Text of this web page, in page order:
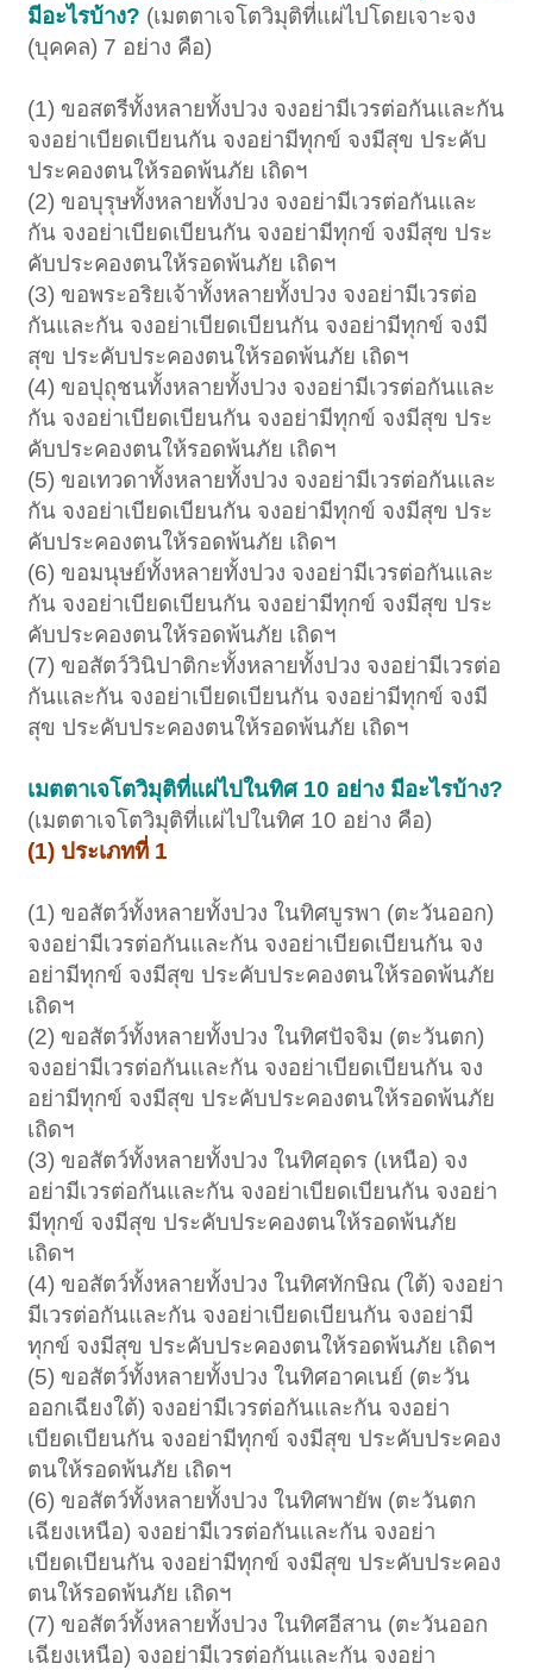
มีอะไรบ้าง? (เมตตาเจโตวิมุติที่แผ่ไปโดยเจาะจง
(บุคคล) 7 อย่าง คือ)
(1) ขอสตรีทั้งหลายทั้งปวง จงอย่ามีเวรต่อกันและกัน
จงอย่าเบียดเบียนกัน จงอย่ามีทุกข์ จงมีสุข ประคับ
ประคองตนให้รอดพ้นภัย เถิดฯ
(2) ขอบุรุษทั้งหลายทั้งปวง จงอย่ามีเวรต่อกันและ
กัน จงอย่าเบียดเบียนกัน จงอย่ามีทุกข์ จงมีสุข ประ
คับประคองตนให้รอดพ้นภัย เถิดฯ
(3) ขอพระอริยเจ้าทั้งหลายทั้งปวง จงอย่ามีเวรต่อ
กันและกัน จงอย่าเบียดเบียนกัน จงอย่ามีทุกข์ จงมี
สุข ประคับประคองตนให้รอดพ้นภัย เถิดฯ
(4) ขอปุถุชนทั้งหลายทั้งปวง จงอย่ามีเวรต่อกันและ
กัน จงอย่าเบียดเบียนกัน จงอย่ามีทุกข์ จงมีสุข ประ
คับประคองตนให้รอดพ้นภัย เถิดฯ
(5) ขอเทวดาทั้งหลายทั้งปวง จงอย่ามีเวรต่อกันและ
กัน จงอย่าเบียดเบียนกัน จงอย่ามีทุกข์ จงมีสุข ประ
คับประคองตนให้รอดพ้นภัย เถิดฯ
(6) ขอมนุษย์ทั้งหลายทั้งปวง จงอย่ามีเวรต่อกันและ
กัน จงอย่าเบียดเบียนกัน จงอย่ามีทุกข์ จงมีสุข ประ
คับประคองตนให้รอดพ้นภัย เถิดฯ
(7) ขอสัตว์วินิปาติกะทั้งหลายทั้งปวง จงอย่ามีเวรต่อ
กันและกัน จงอย่าเบียดเบียนกัน จงอย่ามีทุกข์ จงมี
สุข ประคับประคองตนให้รอดพ้นภัย เถิดฯ
เมตตาเจโตวิมุติที่แผ่ไปในทิศ 10 อย่าง มีอะไรบ้าง?
(เมตตาเจโตวิมุติที่แผ่ไปในทิศ 10 อย่าง คือ)
(1) ประเภทที่ 1
(1) ขอสัตว์ทั้งหลายทั้งปวง ในทิศบูรพา (ตะวันออก)
จงอย่ามีเวรต่อกันและกัน จงอย่าเบียดเบียนกัน จง
อย่ามีทุกข์ จงมีสุข ประคับประคองตนให้รอดพ้นภัย
เถิดฯ
(2) ขอสัตว์ทั้งหลายทั้งปวง ในทิศปัจจิม (ตะวันตก)
จงอย่ามีเวรต่อกันและกัน จงอย่าเบียดเบียนกัน จง
อย่ามีทุกข์ จงมีสุข ประคับประคองตนให้รอดพ้นภัย
เถิดฯ
(3) ขอสัตว์ทั้งหลายทั้งปวง ในทิศอุดร (เหนือ) จง
อย่ามีเวรต่อกันและกัน จงอย่าเบียดเบียนกัน จงอย่า
มีทุกข์ จงมีสุข ประคับประคองตนให้รอดพ้นภัย
เถิดฯ
(4) ขอสัตว์ทั้งหลายทั้งปวง ในทิศทักษิณ (ใต้) จงอย่า
มีเวรต่อกันและกัน จงอย่าเบียดเบียนกัน จงอย่ามี
ทุกข์ จงมีสุข ประคับประคองตนให้รอดพ้นภัย เถิดฯ
(5) ขอสัตว์ทั้งหลายทั้งปวง ในทิศอาคเนย์ (ตะวัน
ออกเฉียงใต้) จงอย่ามีเวรต่อกันและกัน จงอย่า
เบียดเบียนกัน จงอย่ามีทุกข์ จงมีสุข ประคับประคอง
ตนให้รอดพ้นภัย เถิดฯ
(6) ขอสัตว์ทั้งหลายทั้งปวง ในทิศพายัพ (ตะวันตก
เฉียงเหนือ) จงอย่ามีเวรต่อกันและกัน จงอย่า
เบียดเบียนกัน จงอย่ามีทุกข์ จงมีสุข ประคับประคอง
ตนให้รอดพ้นภัย เถิดฯ
(7) ขอสัตว์ทั้งหลายทั้งปวง ในทิศอีสาน (ตะวันออก
เฉียงเหนือ) จงอย่ามีเวรต่อกันและกัน จงอย่า